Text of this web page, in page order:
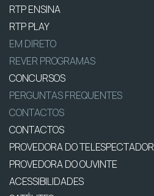
RTP ENSINA
RTP PLAY
EM DIRETO
REVER PROGRAMAS
CONCURSOS
PERGUNTAS FREQUENTES
CONTACTOS
CONTACTOS
PROVEDORA DO TELESPECTADOR
PROVEDORA DO OUVINTE
ACESSIBILIDADES